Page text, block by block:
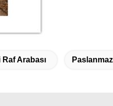
Raf Arabası